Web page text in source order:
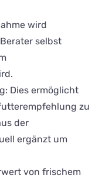
wird
selbst
Dies ermöglicht
zu
der
ergänzt um
von frischem